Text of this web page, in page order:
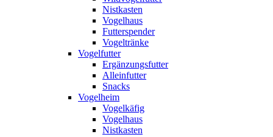
Nistkasten
Vogelhaus
Futterspender
Vogeltränke
Vogelfutter
Ergänzungsfutter
Alleinfutter
Snacks
Vogelheim
Vogelkäfig
Vogelhaus
Nistkasten